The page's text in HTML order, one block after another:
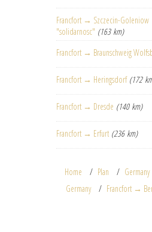
Francfort → Szczecin-Goleniow
"solidarnosc" (163 km)
Francfort → Braunschweig
Francfort → Heringsdorf (172
Francfort → Dresde (140 km)
Francfort → Erfurt (236 km)
Home Plan Germany
Germany
Francfort →